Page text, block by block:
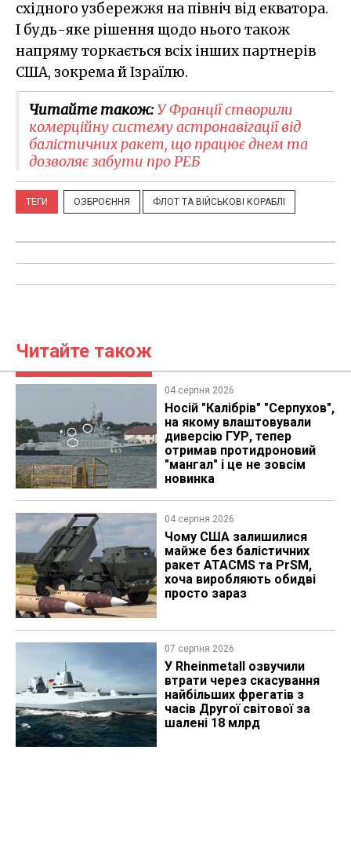
східного узбережжя на північ від екватора.
І будь-яке рішення щодо нього також
напряму торкається всіх інших партнерів
США, зокрема й Ізраїлю.
Читайте також:У Франції створили
комерційну систему астронавігації від
балістичних ракет, що працює днем та
дозволяє забути про РЕБ
ТЕГИ ОЗБРОЄННЯ ФЛОТ ТА ВІЙСЬКОВІ КОРАБЛІ
Читайте також
04 серпня 2026
Носій "Калібрів" "Серпухов",
на якому влаштовували
диверсію ГУР, тепер
отримав протидроновий
"мангал" і це не зовсім
новинка
04 серпня 2026
Чому США залишилися
майже без балістичних
ракет ATACMS та PrSM,
хоча виробляють обидві
просто зараз
07 серпня 2026
У Rheinmetall озвучили
втрати через скасування
найбільших фрегатів з
часів Другої світової за
шалені 18 млрд